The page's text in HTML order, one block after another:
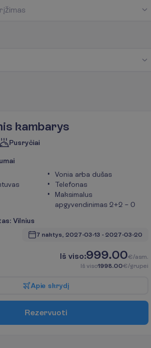
rįžimas
kambarys
Pusryčiai
umai
Vonia arba dušas
Telefonas
Maksimalus
apgyvendinimas 2+2 – 0
as: Vilnius
7 naktys, 2027-03-13 - 2027-03-20
Iš viso:999.00€/asm.
Iš viso1998.00€/grupei
Apie skrydį
Rezervuoti